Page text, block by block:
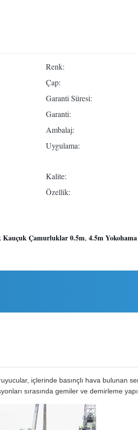
Renk:
Çap:
Garanti Süresi:
Garanti:
Ambalaj:
Uygulama:
Kalite:
Özellik:
Kauçuk Çamurluklar 0.5m, 4.5m
içlerinde basınçlı hava bulunan
sırasında gemiler ve demirleme